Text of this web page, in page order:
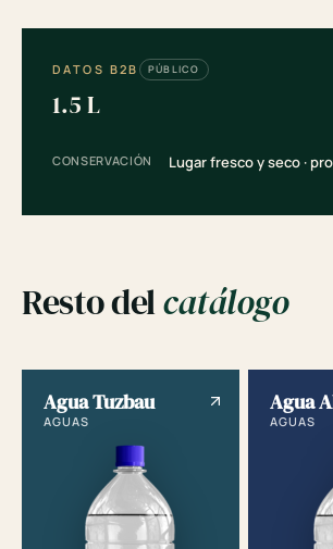
DATOS B2B PÚBLICO
1.5 L
CONSERVACIÓN Lugar fresco y seco ·
Resto delcatálogo
Agua Tuzbau
AGUAS
Agua
AGUAS